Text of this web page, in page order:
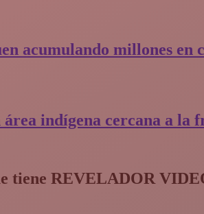
acumulando millones en
indígena cercana a la
tiene REVELADOR